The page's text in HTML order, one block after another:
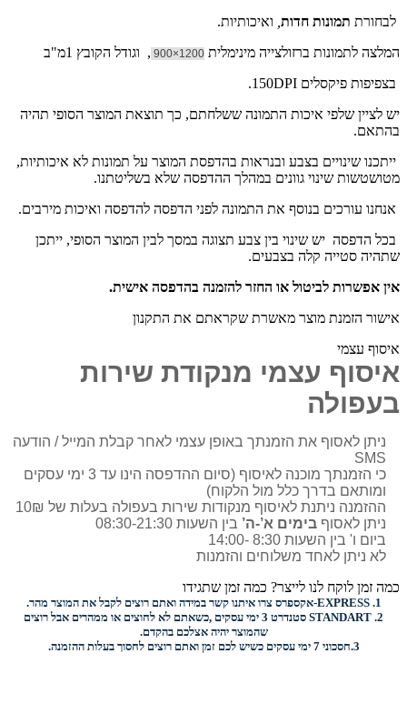
לבחורת תמונות חדות, ואיכותיות.
המלצה לתמונות ברזולצייה מינימלית 1200×900
, וגודל הקובץ 1מ"ב
בצפיפות פיקסלים 150DPI.
יש לציין שלפי איכות התמונה ששלחתם, כך תוצאת המוצר הסופי תהיה
בהתאם.
ייתכנו שינויים בצבע ובנראות בהדפסת המוצר על תמונות לא איכותיות,
מטושטשות שינוי גוונים במהלך ההדפסה שלא בשליטתנו.
אנחנו עורכים בנוסף את התמונה לפני הדפסה להדפסה ואיכות מירבים.
בכל הדפסה יש שינוי בין צבע תצוגה במסך לבין המוצר הסופי, ייתכן
שתהיה סטייה קלה בצבעים.
אין אפשרות לביטול או החזר להזמנה בהדפסה אישית.
אישור הזמנת מוצר מאשרת שקראתם את התקנון
איסוף עצמי
איסוף עצמי מנקודת שירות
בעפולה
ניתן לאסוף את הזמנתך באופן עצמי לאחר קבלת המייל / הודעה
SMS
כי הזמנתך מוכנה לאיסוף (סיום ההדפסה הינו עד 3 ימי עסקים
ומותאם בדרך כלל מול הלקוח)
ההזמנה ניתנת לאיסוף מנקודות שירות בעפולה בעלות של 10₪
ניתן לאסוף בימים א’-ה’ בין השעות 08:30-21:30
ביום ו' בין השעות 8:30 -14:00
לא ניתן לאחד משלוחים והזמנות
כמה זמן לוקח לנו לייצר? כמה זמן שתגידו
1.
EXPRESS- אקספרס צרו איתנו קשר במידה ואתם רוצים לקבל את המוצר מהר.
2.
STANDART
סטנדרט 3 ימי עסקים ,כשאתם לא לחוצים או ממהרים אבל רוצים
שהמוצר יהיה אצלכם בהקדם.
3. חסכוני7 ימי עסקים כשיש לכם זמן ואתם רוצים לחסוך בעלות ההזמנה.